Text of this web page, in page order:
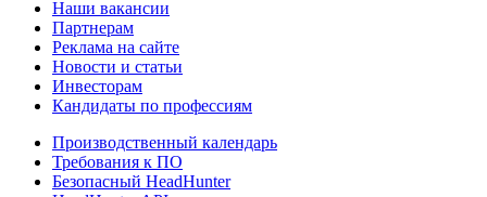
Наши вакансии
Партнерам
Реклама на сайте
Новости и статьи
Инвесторам
Кандидаты по профессиям
Производственный календарь
Требования к ПО
Безопасный HeadHunter